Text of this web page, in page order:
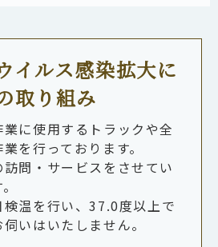
イルス感染拡大に
取り組み
業に使用するトラックや全
を行っております。
訪問・サービスをさせてい
検温を行い、37.0度以上で
いはいたしません。